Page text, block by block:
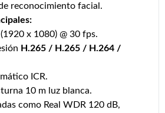
reconocimiento facial.
(1920 x 1080) @ 30 fps.
H.265 / H.265 / H.264 /
ICR.
10 m luz blanca.
como Real WDR 120 dB,